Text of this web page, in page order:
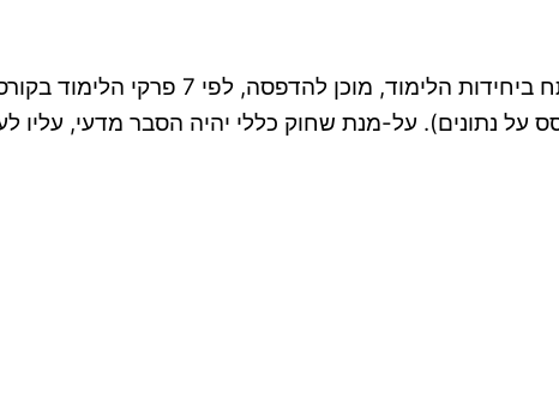
על נתונים). על-מנת שחוק כללי יהיה הסבר מדעי,